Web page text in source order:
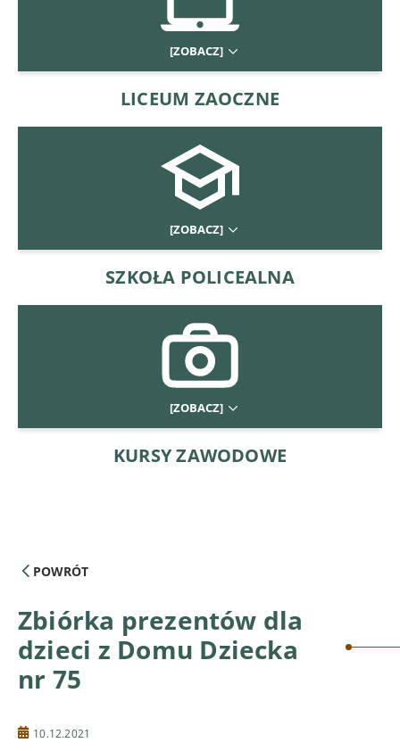
[ZOBACZ]
LICEUM ZAOCZNE
[ZOBACZ]
SZKOŁA POLICEALNA
[ZOBACZ]
KURSY ZAWODOWE
POWRÓT
Zbiórka prezentów dla
dzieci z Domu Dziecka
nr 75
10.12.2021